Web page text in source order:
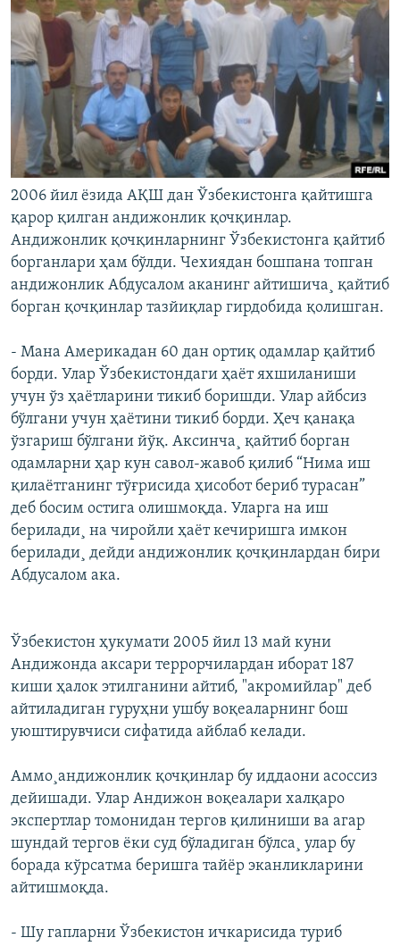
2006 йил ëзида АҚШ дан Ўзбекистонга қайтишга
қарор қилган андижонлик қочқинлар.
Андижонлик қочқинларнинг Ўзбекистонга қайтиб
борганлари ҳам бўлди. Чехиядан бошпана топган
андижонлик Абдусалом аканинг айтишича¸ қайтиб
борган қочқинлар тазйиқлар гирдобида қолишган.
- Мана Америкадан 60 дан ортиқ одамлар қайтиб
борди. Улар Ўзбекистондаги ҳаëт яхшиланиши
учун ўз ҳаëтларини тикиб боришди. Улар айбсиз
бўлгани учун ҳаëтини тикиб борди. Ҳеч қанақа
ўзгариш бўлгани йўқ. Аксинча¸ қайтиб борган
одамларни ҳар кун савол-жавоб қилиб “Нима иш
қилаëтганинг тўғрисида ҳисобот бериб турасан”
деб босим остига олишмоқда. Уларга на иш
берилади¸ на чиройли ҳаëт кечиришга имкон
берилади¸ дейди андижонлик қочқинлардан бири
Абдусалом ака.
Ўзбекистон ҳукумати 2005 йил 13 май куни
Андижонда аксари террорчилардан иборат 187
киши ҳалок этилганини айтиб, "акромийлар" деб
айтиладиган гуруҳни ушбу воқеаларнинг бош
уюштирувчиси сифатида айблаб келади.
Аммо¸андижонлик қочқинлар бу иддаони асоссиз
дейишади. Улар Андижон воқеалари халқаро
экспертлар томонидан тергов қилиниши ва агар
шундай тергов ëки суд бўладиган бўлса¸ улар бу
борада кўрсатма беришга тайëр эканликларини
айтишмоқда.
- Шу гапларни Ўзбекистон ичкарисида туриб